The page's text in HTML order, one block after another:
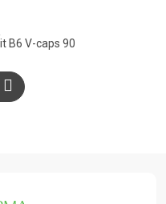
B6 V-caps 90